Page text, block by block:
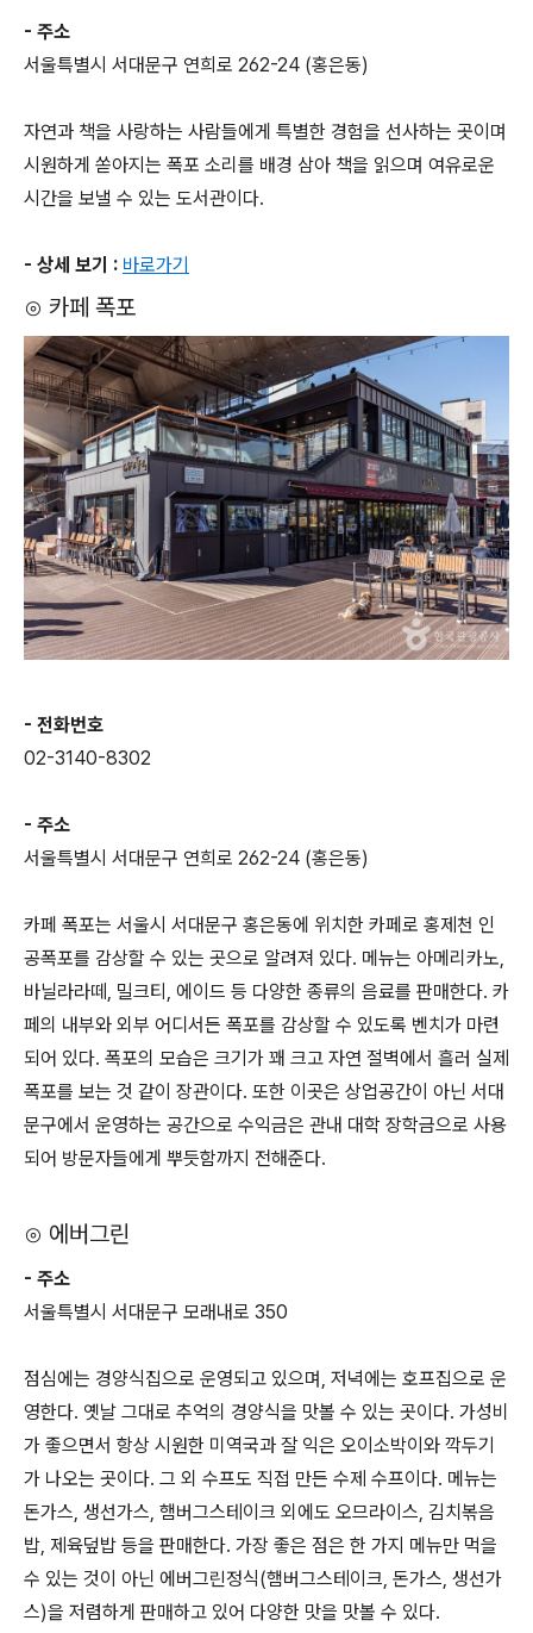
- 주소
서울특별시 서대문구 연희로 262-24 (홍은동)
자연과 책을 사랑하는 사람들에게 특별한 경험을 선사하는 곳이며
시원하게 쏟아지는 폭포 소리를 배경 삼아 책을 읽으며 여유로운
시간을 보낼 수 있는 도서관이다.
- 상세 보기 : 바로가기
⊙ 카페 폭포
- 전화번호
02-3140-8302
- 주소
서울특별시 서대문구 연희로 262-24 (홍은동)
카페 폭포는 서울시 서대문구 홍은동에 위치한 카페로 홍제천 인
공폭포를 감상할 수 있는 곳으로 알려져 있다. 메뉴는 아메리카노,
바닐라라떼, 밀크티, 에이드 등 다양한 종류의 음료를 판매한다. 카
페의 내부와 외부 어디서든 폭포를 감상할 수 있도록 벤치가 마련
되어 있다. 폭포의 모습은 크기가 꽤 크고 자연 절벽에서 흘러 실제
폭포를 보는 것 같이 장관이다. 또한 이곳은 상업공간이 아닌 서대
문구에서 운영하는 공간으로 수익금은 관내 대학 장학금으로 사용
되어 방문자들에게 뿌듯함까지 전해준다.
⊙ 에버그린
- 주소
서울특별시 서대문구 모래내로 350
점심에는 경양식집으로 운영되고 있으며, 저녁에는 호프집으로 운
영한다. 옛날 그대로 추억의 경양식을 맛볼 수 있는 곳이다. 가성비
가 좋으면서 항상 시원한 미역국과 잘 익은 오이소박이와 깍두기
가 나오는 곳이다. 그 외 수프도 직접 만든 수제 수프이다. 메뉴는
돈가스, 생선가스, 햄버그스테이크 외에도 오므라이스, 김치볶음
밥, 제육덮밥 등을 판매한다. 가장 좋은 점은 한 가지 메뉴만 먹을
수 있는 것이 아닌 에버그린정식(햄버그스테이크, 돈가스, 생선가
스)을 저렴하게 판매하고 있어 다양한 맛을 맛볼 수 있다.